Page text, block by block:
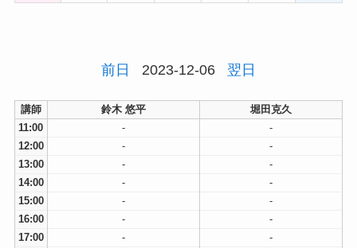
前日 2023-12-06 翌日
講師 鈴木 悠平
堀田克久
11:00
-
-
12:00
-
-
13:00
-
-
14:00
-
-
15:00
-
-
16:00
-
-
17:00
-
-